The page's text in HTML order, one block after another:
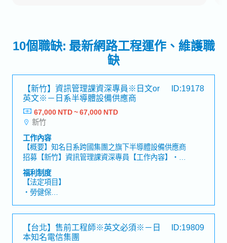
10個職缺: 最新網路工程運作、維護職
缺
【新竹】資訊管理課資深專員※日文or
英文※－日系半導體設備供應商
ID:19178
67,000 NTD ~ 67,000 NTD
新竹
工作內容
【概要】知名日系跨國集團之旗下半導體設備供應商
招募【新竹】資訊管理課資深專員【工作內容】・
ERP系統維護及開發工作・系統開發・系統開發企劃
與規格書製作、Office應用程式操作
(Word/Excel/PPT)・新IT系統、設備需求規劃與評
估・資安稽核對應・資訊系統、設備的維運※需可配
合加班及至其他據點辦公室出差
福利制度
【法定項目】
・勞健保
・各種休假（特別休假、婚假、喪假、生理假、產檢
假、陪產假、產假、育嬰假）
・退休金
【台北】售前工程師※英文必須※－日
本知名電信集團
ID:19809